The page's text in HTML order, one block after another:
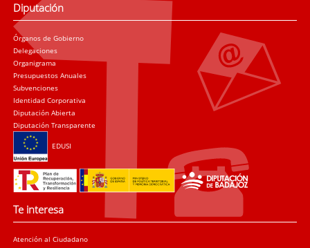
Diputación
Órganos de Gobierno
Delegaciones
Organigrama
Presupuestos Anuales
Subvenciones
Identidad Corporativa
Diputación Abierta
Diputación Transparente
EDUSI
Te interesa
Atención al Ciudadano